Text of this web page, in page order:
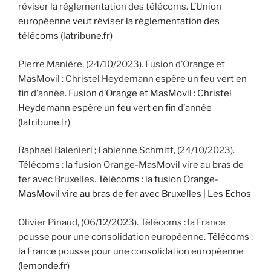
réviser la réglementation des télécoms. L’Union
européenne veut réviser la réglementation des
télécoms (latribune.fr)
Pierre Manière, (24/10/2023). Fusion d’Orange et
MasMovil : Christel Heydemann espère un feu vert en
fin d’année. Fusion d’Orange et MasMovil : Christel
Heydemann espère un feu vert en fin d’année
(latribune.fr)
Raphaël Balenieri ; Fabienne Schmitt, (24/10/2023).
Télécoms : la fusion Orange-MasMovil vire au bras de
fer avec Bruxelles.Télécoms : la fusion Orange-
MasMovil vire au bras de fer avec Bruxelles | Les Echos
Olivier Pinaud, (06/12/2023). Télécoms : la France
pousse pour une consolidation européenne.Télécoms :
la France pousse pour une consolidation européenne
(lemonde.fr)